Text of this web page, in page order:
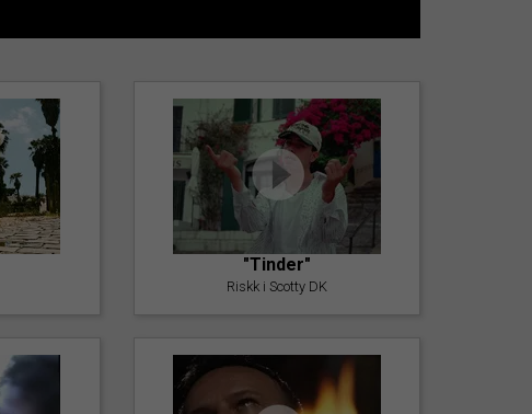
"Tinder"
Riskk i Scotty DK